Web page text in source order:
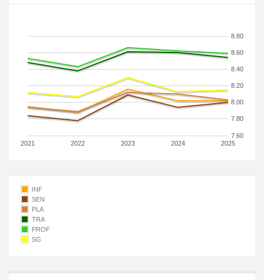
2021 2022 2023 2024 2025
7.60
7.80
8.00
8.20
8.40
8.60
8.80
INF
SEN
PLA
TRA
PROF
SG